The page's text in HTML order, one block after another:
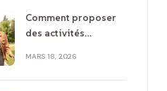
Comment proposer
des activités
MARS 18, 2026